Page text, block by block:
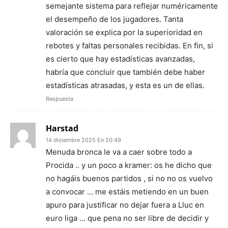
semejante sistema para reflejar numéricamente
el desempeño de los jugadores. Tanta
valoración se explica por la superioridad en
rebotes y faltas personales recibidas. En fin, si
es cierto que hay estadísticas avanzadas,
habría que concluir que también debe haber
estadísticas atrasadas, y esta es un de ellas.
Respuesta
Harstad
14 diciembre 2025 En 20:49
Menuda bronca le va a caer sobre todo a
Procida .. y un poco a kramer: os he dicho que
no hagáis buenos partidos , si no no os vuelvo
a convocar … me estáis metiendo en un buen
apuro para justificar no dejar fuera a Lluc en
euro liga … que pena no ser libre de decidir y